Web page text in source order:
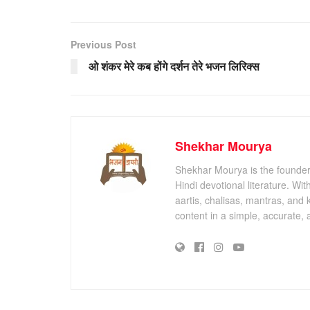
Previous Post
ओ शंकर मेरे कब होंगे दर्शन तेरे भजन लिरिक्स
Shekhar Mourya
Shekhar Mourya is the
Hindi devotional literature.
aartis, chalisas, mantras, and
content in a simple, accurate,